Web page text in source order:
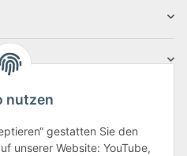
nutzen
gestatten Sie den
unserer Website: YouTube,